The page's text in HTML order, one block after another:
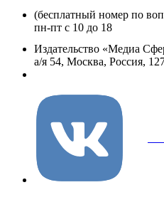
(бесплатный номер по
пн-пт с 10 до 18
Издательство «Медиа
а/я 54, Москва, Россия,